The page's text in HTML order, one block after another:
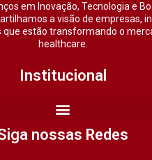
em Inovação, Tecnologia e
a visão de empresas,
que estão transformando o
healthcare.
Institucional
nossas Redes